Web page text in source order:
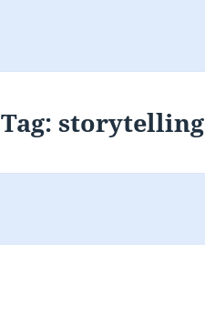
Tag:storytelling